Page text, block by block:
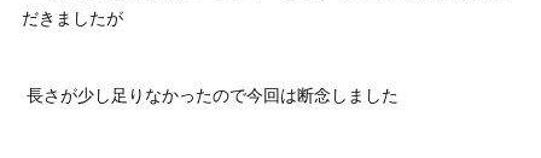
だきましたが
長さが少し足りなかったので今回は断念しました